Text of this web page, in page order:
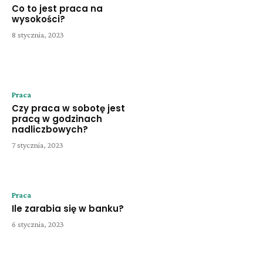
Co to jest praca na
wysokości?
8 stycznia, 2023
Praca
Czy praca w sobotę jest
pracą w godzinach
nadliczbowych?
7 stycznia, 2023
Praca
Ile zarabia się w banku?
6 stycznia, 2023